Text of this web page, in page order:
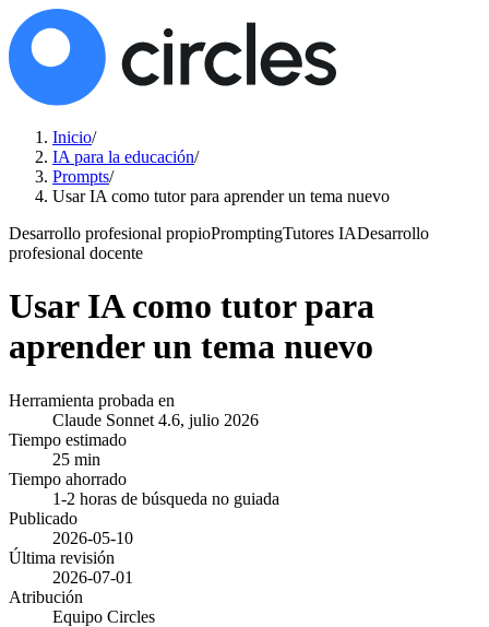
Inicio/
IA para la educación/
Prompts/
Usar IA como tutor para aprender un tema nuevo
Desarrollo profesional propioPromptingTutores IADesarrollo
profesional docente
Usar IA como tutor para
aprender un tema nuevo
Herramienta probada en
Claude Sonnet 4.6, julio 2026
Tiempo estimado
25 min
Tiempo ahorrado
1-2 horas de búsqueda no guiada
Publicado
2026-05-10
Última revisión
2026-07-01
Atribución
Equipo Circles